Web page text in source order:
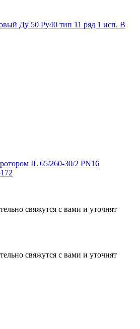
Ду 50 Ру40 тип 11 ряд 1 исп. B
IL 65/260-30/2 PN16
свяжутся с вами и уточнят
свяжутся с вами и уточнят